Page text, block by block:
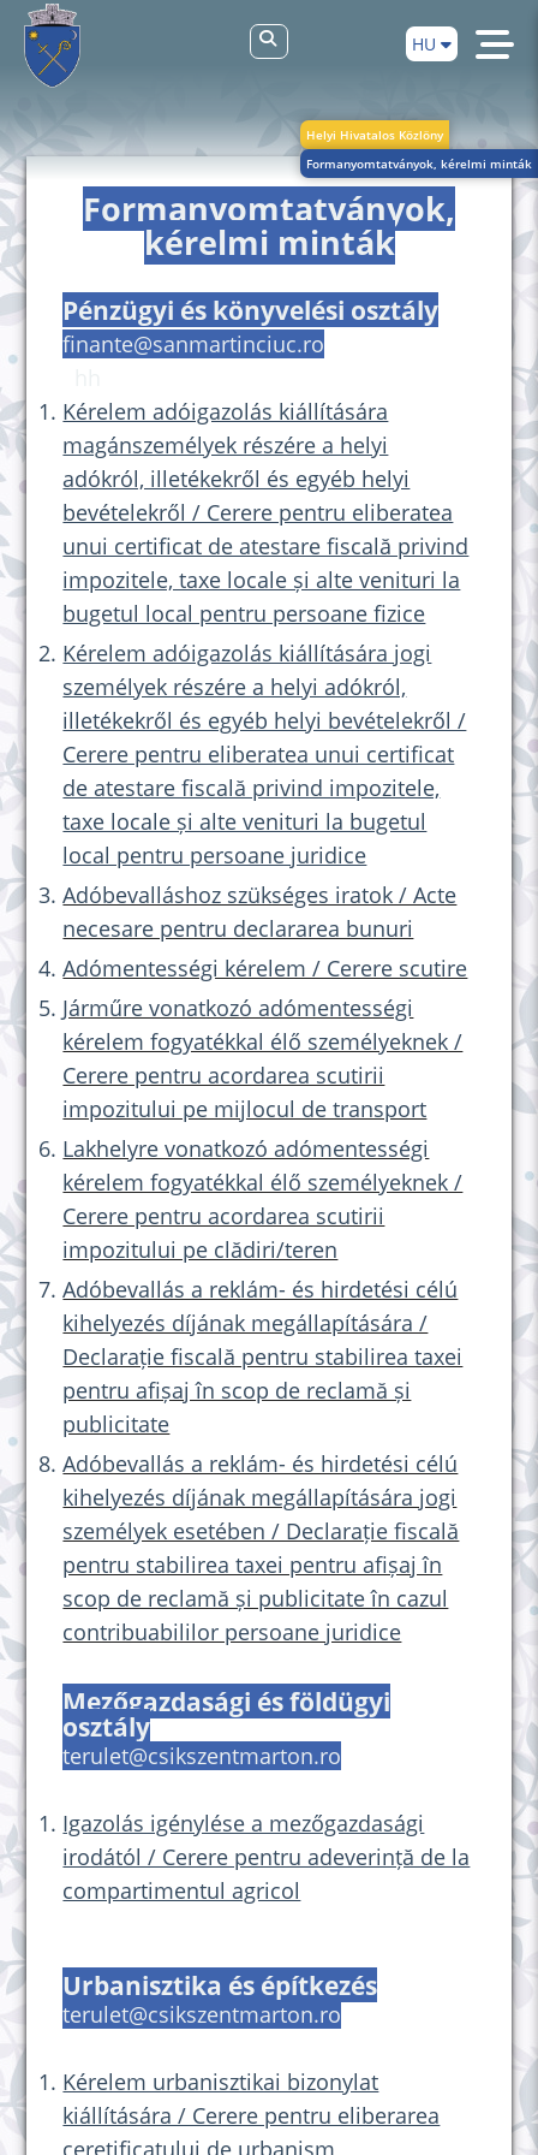
HU
Helyi Hivatalos Közlöny
Formanyomtatványok, kérelmi minták
Formanyomtatványok,
kérelmi minták
Pénzügyi és könyvelési osztály
finante@sanmartinciuc.ro
Kérelem adóigazolás kiállítására
magánszemélyek részére a helyi
adókról, illetékekről és egyéb helyi
bevételekről / Cerere pentru eliberatea
unui certificat de atestare fiscală privind
impozitele, taxe locale și alte venituri la
bugetul local pentru persoane fizice
Kérelem adóigazolás kiállítására jogi
személyek részére a helyi adókról,
illetékekről és egyéb helyi bevételekről /
Cerere pentru eliberatea unui certificat
de atestare fiscală privind impozitele,
taxe locale și alte venituri la bugetul
local pentru persoane juridice
Adóbevalláshoz szükséges iratok / Acte
necesare pentru declararea bunuri
Adómentességi kérelem / Cerere scutire
Járműre vonatkozó adómentességi
kérelem fogyatékkal élő személyeknek /
Cerere pentru acordarea scutirii
impozitului pe mijlocul de transport
Lakhelyre vonatkozó adómentességi
kérelem fogyatékkal élő személyeknek /
Cerere pentru acordarea scutirii
impozitului pe clădiri/teren
Adóbevallás a reklám- és hirdetési célú
kihelyezés díjának megállapítására /
Declarație fiscală pentru stabilirea taxei
pentru afișaj în scop de reclamă și
publicitate
Adóbevallás a reklám- és hirdetési célú
kihelyezés díjának megállapítására jogi
személyek esetében / Declarație fiscală
pentru stabilirea taxei pentru afișaj în
scop de reclamă și publicitate în cazul
contribuabililor persoane juridice
Mezőgazdasági és földügyi
osztály
terulet@csikszentmarton.ro
Igazolás igénylése a mezőgazdasági
irodától / Cerere pentru adeverință de la
compartimentul agricol
Urbanisztika és építkezés
terulet@csikszentmarton.ro
Kérelem urbanisztikai bizonylat
kiállítására / Cerere pentru eliberarea
ceretificatului de urbanism